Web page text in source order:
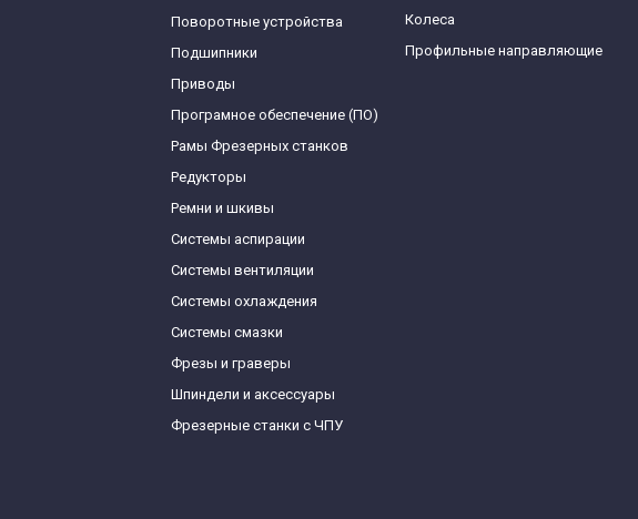
Поворотные устройства
Подшипники
Приводы
Програмное обеспечение (ПО)
Рамы Фрезерных станков
Редукторы
Ремни и шкивы
Системы аспирации
Системы вентиляции
Системы охлаждения
Системы смазки
Фрезы и граверы
Шпиндели и аксессуары
Фрезерные станки с ЧПУ
Колеса
Профильные направляющие